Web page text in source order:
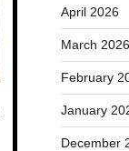
April 2026
March 2026
February
January
December